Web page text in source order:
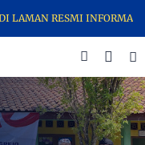
RESMI INFORMASI